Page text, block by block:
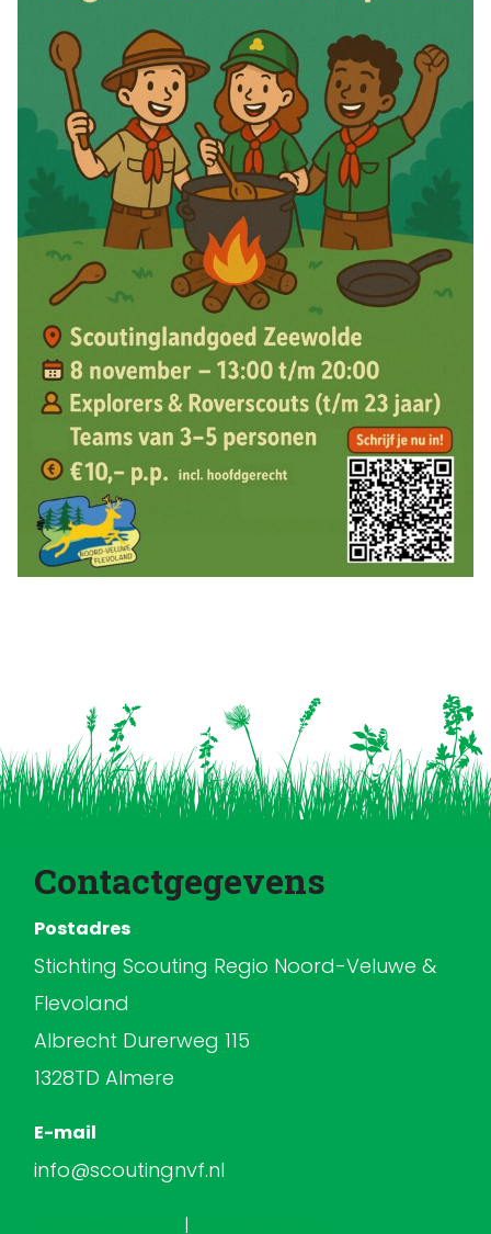
Contactgegevens
Postadres
Stichting Scouting Regio Noord-Veluwe &
Flevoland
Albrecht Durerweg 115
1328TD Almere
E-mail
info@scoutingnvf.nl
|